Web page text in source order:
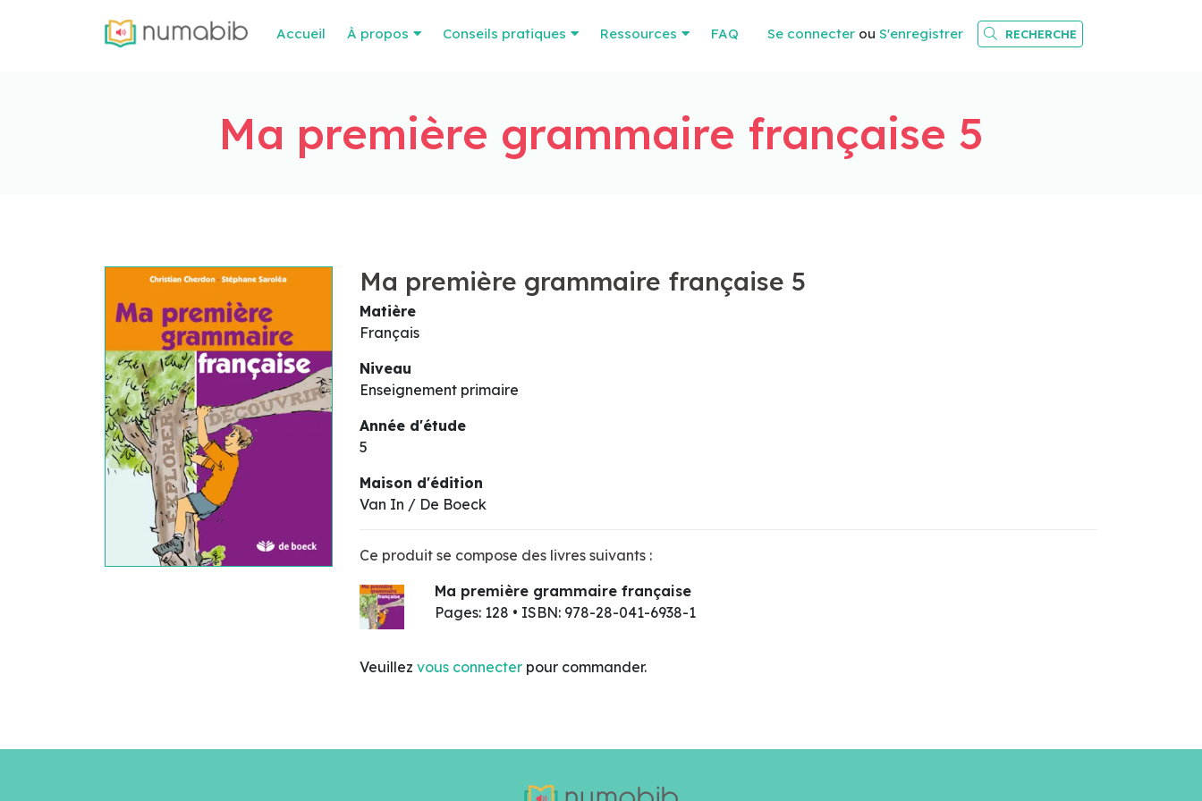
Accueil À propos Conseils pratiques Ressources FAQ Se connecter ou S'enregistrer RECHERCHE
Ma première grammaire française 5
Ma première grammaire française 5
Matière
Français
Niveau
Enseignement primaire
Année d'étude
5
Maison d'édition
Van In / De Boeck
Ce produit se compose des livres suivants :
Ma première grammaire française
Pages: 128 • ISBN: 978-28-041-6938-1
Veuillez vous connecter pour commander.